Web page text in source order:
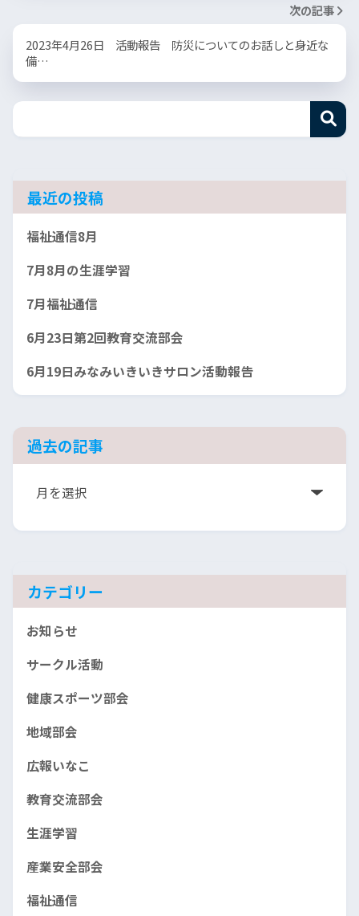
次の記事
2023年4月26日 活動報告 防災についてのお話しと身近な
備…
最近の投稿
福祉通信8月
7月8月の生涯学習
7月福祉通信
6月23日第2回教育交流部会
6月19日みなみいきいきサロン活動報告
過去の記事
ア
カ
ブ
カテゴリー
お知らせ
サークル活動
健康スポーツ部会
地域部会
広報いなこ
教育交流部会
生涯学習
産業安全部会
福祉通信